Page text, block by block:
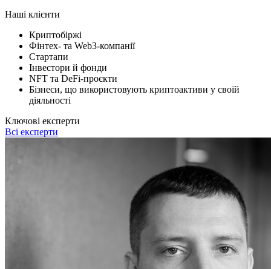
Наші клієнти
Криптобіржі
Фінтех- та Web3-компанії
Стартапи
Інвестори й фонди
NFT та DeFi-проєкти
Бізнеси, що використовують криптоактиви у своїй
діяльності
Ключові експерти
Всі експерти